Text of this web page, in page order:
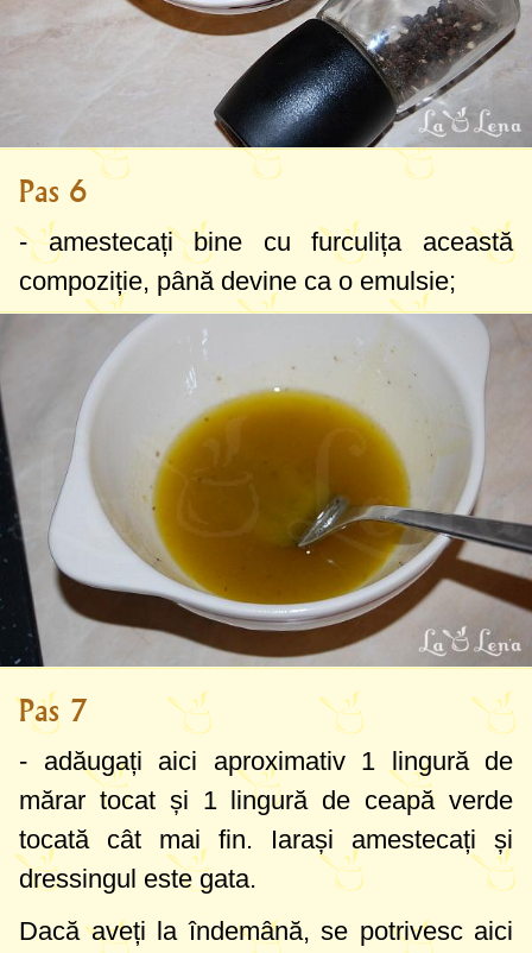
Pas 6
- amestecați bine cu furculița această
compoziție, până devine ca o emulsie;
Pas 7
- adăugați aici aproximativ 1 lingurăde
mărar tocat și 1 lingură de ceapă verde
tocată cât mai fin. Iarași amestecați și
dressingul este gata.
Dacă aveți la îndemână, se potrivesc aici